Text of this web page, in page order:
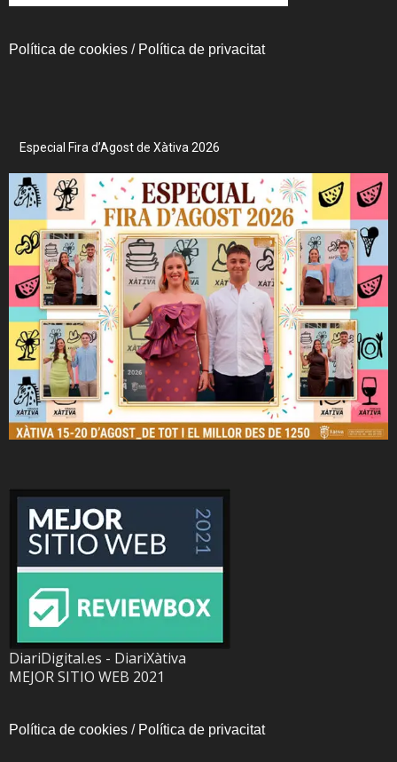
Política de cookies / Política de privacitat
Especial Fira d’Agost de Xàtiva 2026
DiariDigital.es - DiariXàtiva
MEJOR SITIO WEB 2021
Política de cookies / Política de privacitat